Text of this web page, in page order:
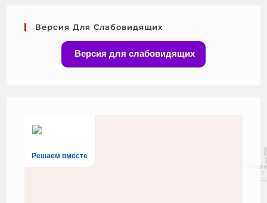
Версия Для Слабовидящих
Версия для слабовидящих
Решаем вместе